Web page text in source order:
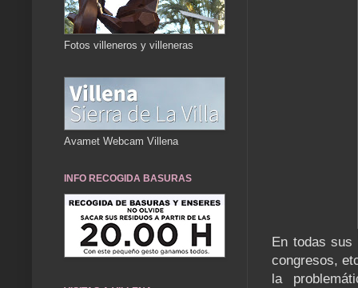
En todas sus
congresos,
la
Fotos villeneros y villeneras
Avamet Webcam Villena
INFO RECOGIDA BASURAS